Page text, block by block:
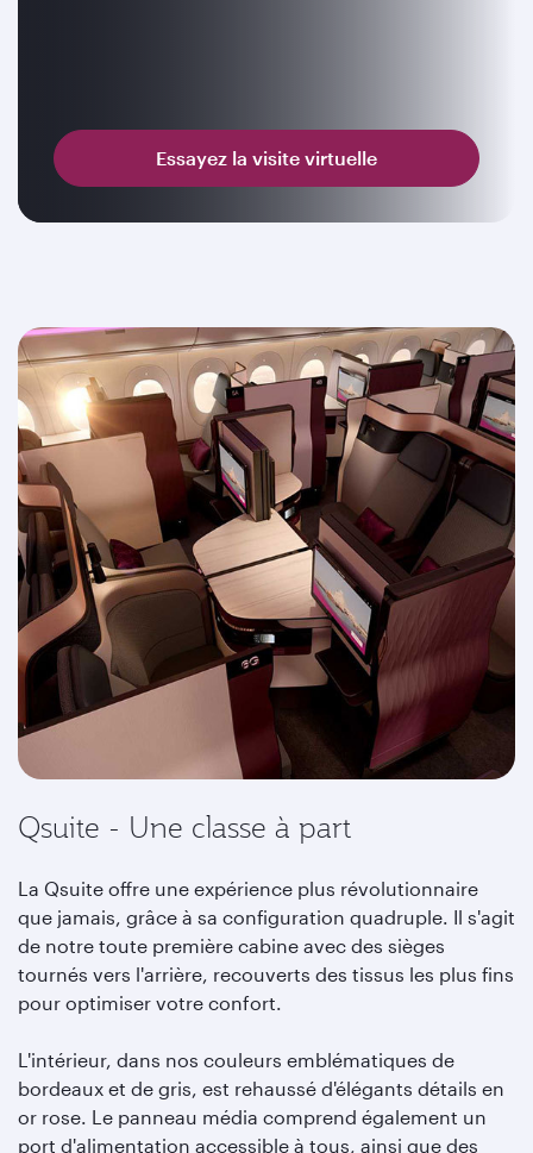
Essayez la visite virtuelle
Qsuite - Une classe à part
La Qsuite offre une expérience plus révolutionnaire
que jamais, grâce à sa configuration quadruple. Il s'agit
de notre toute première cabine avec des sièges
tournés vers l'arrière, recouverts des tissus les plus fins
pour optimiser votre confort.
L'intérieur, dans nos couleurs emblématiques de
bordeaux et de gris, est rehaussé d'élégants détails en
or rose. Le panneau média comprend également un
port d'alimentation accessible à tous, ainsi que des